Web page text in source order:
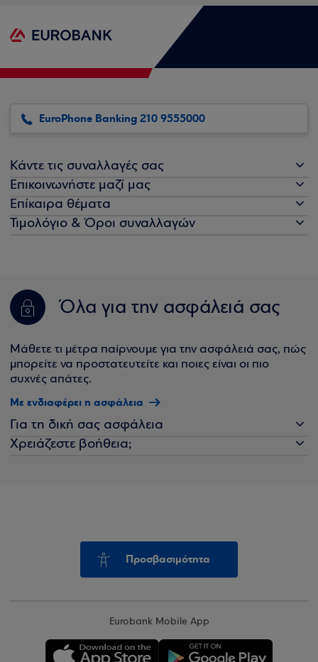
EuroPhone Banking 210 9555000
Κάντε τις συναλλαγές σας
Επικοινωνήστε μαζί μας
Επίκαιρα θέματα
Τιμολόγιο & Όροι συναλλαγών
Όλα για την ασφάλειά σας
Μάθετε τι μέτρα παίρνουμε για την ασφάλειά σας, πώς
μπορείτε να προστατευτείτε και ποιες είναι οι πιο
συχνές απάτες.
Με ενδιαφέρει η ασφάλεια
Για τη δική σας ασφάλεια
Χρειάζεστε βοήθεια;
Προσβασιμότητα
Eurobank Mobile App